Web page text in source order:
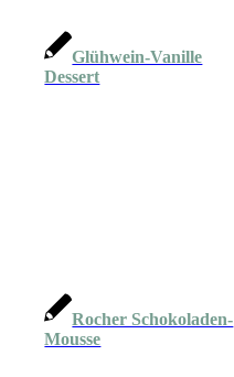
Glühwein-Vanille
Dessert
Rocher Schokoladen-
Mousse